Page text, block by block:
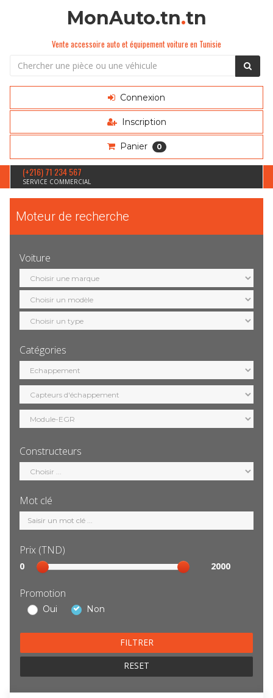
MonAuto.tn.tn
Vente accessoire auto et équipement voiture en Tunisie
Connexion
Inscription
Panier 0
(+216) 71 234 567
SERVICE COMMERCIAL
Moteur de recherche
Voiture
Sélection
marque
Sélection
modèle
Sélection
motorisation
Catégories
Sélection
catégorie
Constructeurs
Sélection
constructeur
Mot clé
Mot
clé
Prix (TND)
Sélection
prix
0 2000
Promotion
Oui Non
RESET